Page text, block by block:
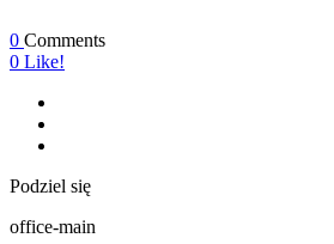
0 Comments
0 Like!
Podziel się
office-main